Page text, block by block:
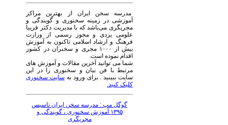
مدرسه سخن ایران از بهترین مراکز
آموزشی در زمینه سخنوری و گویندگی و
مجریگری می‌باشد که با مدیریت دکتر فریبا
علومی یزدی و مجوز رسمی از وزارت
فرهنگ و ارشاد اسلامی تاکنون به آموزش
بیش از ۱۰۰۰ مجری و سخنران در کشور
اقدام نموده است.
شما می توانید آخرین مقالات و آموزش های
مرتبط با فن بیان و سخنوری را در این
سایت ببینید . برای ورود به سایت سخنوری
کلیک کنید.
گوگل مپ : مدرسه سخن ایران تاسیس
۱۳۹۵ آموزش سخنوری ، گویندگی و
مجریگری